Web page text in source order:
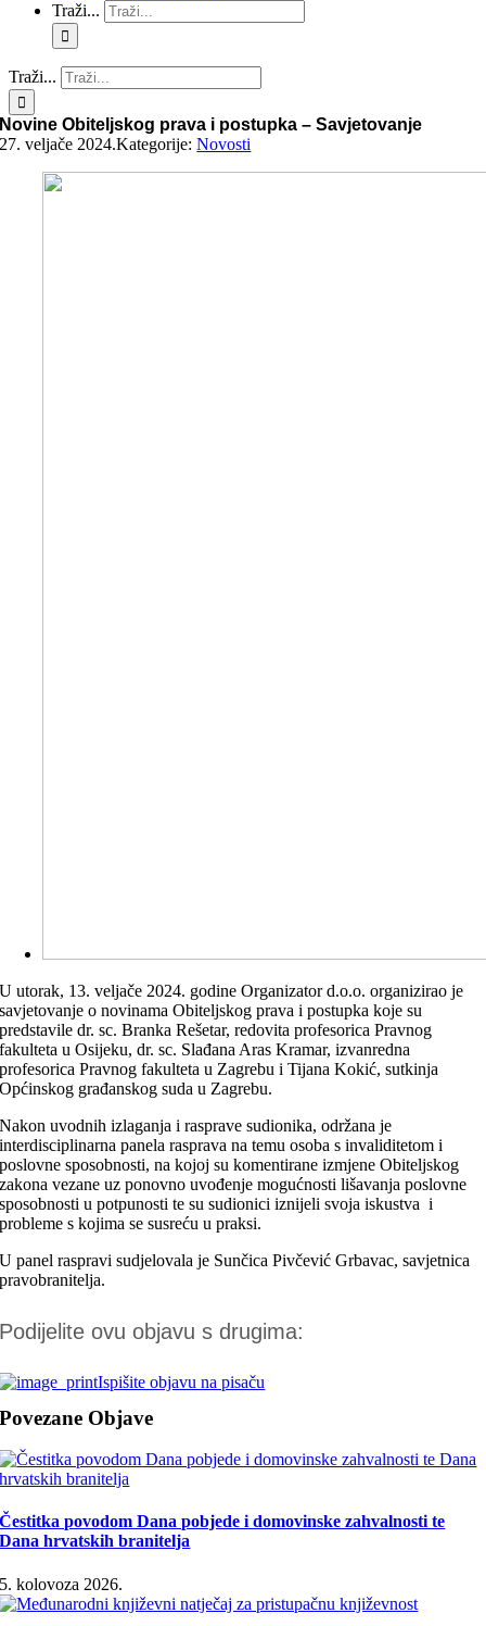
Traži...
Traži...
Novine Obiteljskog prava i postupka – Savjetovanje
27. veljače 2024.Kategorije:Novosti
U utorak, 13. veljače 2024. godine Organizator d.o.o. organizirao je
savjetovanje o novinama Obiteljskog prava i postupka koje su
predstavile dr. sc. Branka Rešetar, redovita profesorica Pravnog
fakulteta u Osijeku, dr. sc. Slađana Aras Kramar, izvanredna
profesorica Pravnog fakulteta u Zagrebu i Tijana Kokić, sutkinja
Općinskog građanskog suda u Zagrebu.
Nakon uvodnih izlaganja i rasprave sudionika, održana je
interdisciplinarna panela rasprava na temu osoba s invaliditetom i
poslovne sposobnosti, na kojoj su komentirane izmjene Obiteljskog
zakona vezane uz ponovno uvođenje mogućnosti lišavanja poslovne
sposobnosti u potpunosti te su sudionici iznijeli svoja iskustva i
probleme s kojima se susreću u praksi.
U panel raspravi sudjelovala je Sunčica Pivčević Grbavac, savjetnica
pravobranitelja.
Podijelite ovu objavu s drugima:
Ispišite objavu na pisaču
Povezane Objave
Čestitka povodom Dana pobjede i domovinske zahvalnosti te
Dana hrvatskih branitelja
5. kolovoza 2026.